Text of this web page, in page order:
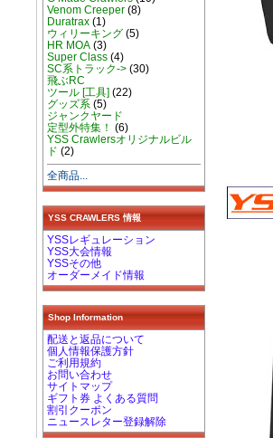
Venom Creeper(8)
Duratrax(1)
ウィリーキング(5)
HR MOA(3)
Super Class(4)
SC系トラック->(30)
飛ぶRC
ツール [工具] (22)
グッズ系(5)
ジャンクヤード
定型外特集！ (6)
YSS Crawlersオリジナルビル
ド (2)
全商品...
YSS CRAWLERS 情報
YSSレギュレーション
YSS大会情報
YSSその他
オーダーメイド情報
Shop Information
配送と返品について
個人情報保護方針
ご利用規約
お問い合わせ
サイトマップ
ギフト券 よくある質問
割引クーポン
ニュースレター登録解除